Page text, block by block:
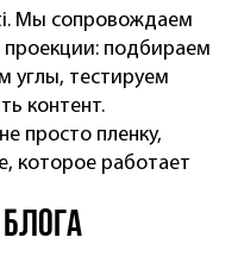
Мы сопровождаем
проекции: подбираем
углы, тестируем
контент.
просто пленку,
которое работает